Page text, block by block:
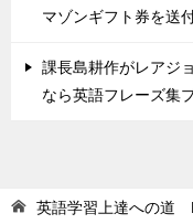
マゾンギフト券を送
課長島耕作がレアジ
なら英語フレーズ集
英語学習上達への道